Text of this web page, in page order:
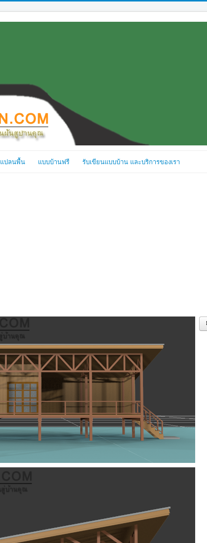
แปลนพื้น แบบบ้านฟรี รับเขียนแบบบ้าน และบริการของเรา